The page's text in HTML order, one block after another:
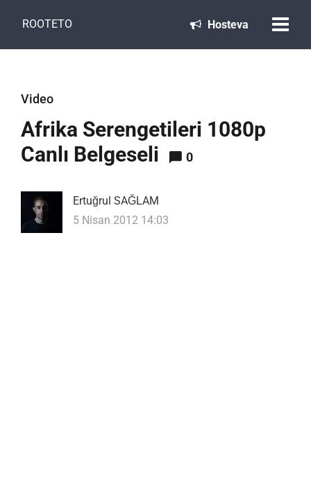
ROOTETO Hosteva
Video
Afrika Serengetileri 1080p
Canlı Belgeseli
0
Ertuğrul SAĞLAM
5 Nisan 2012 14:03